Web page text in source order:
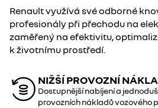
Renault využívá své odborné
profesionály při přechodu na
zaměřený na efektivitu,
k životnímu prostředí.
NIŽŠÍ PROVOZNÍ
Dostupnější nabíjení a
provozních nákladů vozového